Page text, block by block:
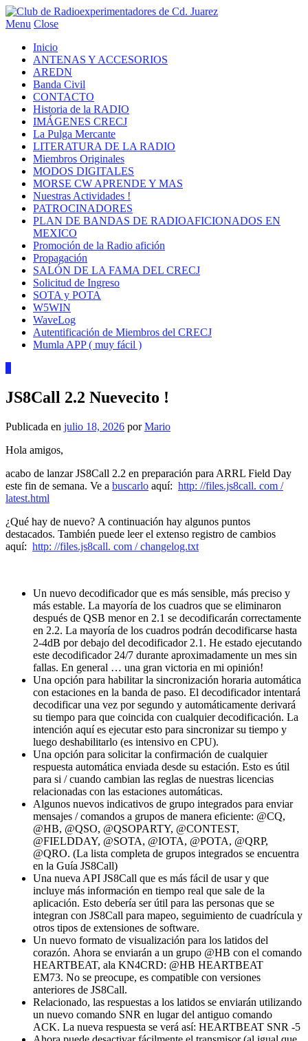
Menu Close
Inicio
ANTENAS Y ACCESORIOS
AREDN
Banda Civil
CONTACTO
Historia de la RADIO
IMÁGENES CRECJ
La Pulga Mercante
LITERATURA DE LA RADIO
Miembros Originales
MODOS DIGITALES
MORSE CW APRENDE Y MAS
Nuestras Actividades !
PATROCINADORES
PLAN DE BANDAS DE RADIOAFICIONADOS EN
MEXICO
Promoción de la Radio afición
Propagación
SALÓN DE LA FAMA DEL CRECJ
Solicitud de Ingreso
SOTA y POTA
W5WIN
WaveLog
Autentificación de Miembros del CRECJ
Mumla APP ( muy fácil )
JS8Call 2.2 Nuevecito !
Publicada en julio 18, 2026 porMario
Hola amigos,
acabo de lanzar JS8Call 2.2 en preparación para ARRL Field Day
este fin de semana. Ve a buscarlo aquí: http: //files.js8call. com /
latest.html
¿Qué hay de nuevo? A continuación hay algunos puntos
destacados. También puede leer el extenso registro de cambios
aquí: http: //files.js8call. com / changelog.txt
Un nuevo decodificador que es más sensible, más preciso y
más estable. La mayoría de los cuadros que se eliminaron
después de QSB menor en 2.1 se decodificarán correctamente
en 2.2. La mayoría de los cuadros podrán decodificarse hasta
2-4dB por debajo del decodificador 2.1. He estado ejecutando
este decodificador 24/7 durante aproximadamente un mes sin
fallas. En general … una gran victoria en mi opinión!
Una opción para habilitar la sincronización horaria automática
con estaciones en la banda de paso. El decodificador intentará
decodificar una vez por segundo y automáticamente derivará
su tiempo para que coincida con cualquier decodificación. La
intención aquí es ejecutar esto para sincronizar su tiempo y
luego deshabilitarlo (es intensivo en CPU).
Una opción para solicitar la confirmación de cualquier
respuesta automática enviada desde su estación. Esto es útil
para si / cuando cambian las reglas de nuestras licencias
relacionadas con las estaciones automáticas.
Algunos nuevos indicativos de grupo integrados para enviar
mensajes / comandos a grupos de manera eficiente: @CQ,
@HB, @QSO, @QSOPARTY, @CONTEST,
@FIELDDAY, @SOTA, @IOTA, @POTA, @QRP,
@QRO. (La lista completa de grupos integrados se encuentra
en la Guía JS8Call)
Una nueva API JS8Call que es más fácil de usar y que
incluye más información en tiempo real que sale de la
aplicación. Esto debería ser útil para las personas que se
integran con JS8Call para mapeo, seguimiento de cuadrícula y
otros tipos de extensiones de software.
Un nuevo formato de visualización para los latidos del
corazón. Ahora se enviarán a un grupo @HB con el comando
HEARTBEAT, ala KN4CRD: @HB HEARTBEAT
EM73. No se preocupe, es compatible con versiones
anteriores de JS8Call.
Relacionado, las respuestas a los latidos se enviarán utilizando
un nuevo comando SNR en lugar del antiguo comando
ACK. La nueva respuesta se verá así: HEARTBEAT SNR -5